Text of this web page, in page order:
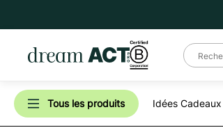
Tous les produits Idées Cadeaux